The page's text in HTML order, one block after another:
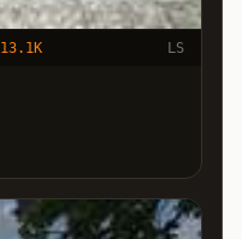
13.1K LS